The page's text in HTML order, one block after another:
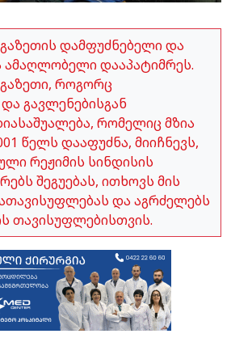
დამფუძნებელი და
დააპატიმრეს.
როგორც
გავლენებისგან
რომელიც მზია
წელს დააფუძნა, მიიჩნევს,
რეჟიმის სინდისის
შეგუებას, ითხოვს მის
და აგრძელებს
თავისუფლებისთვის.